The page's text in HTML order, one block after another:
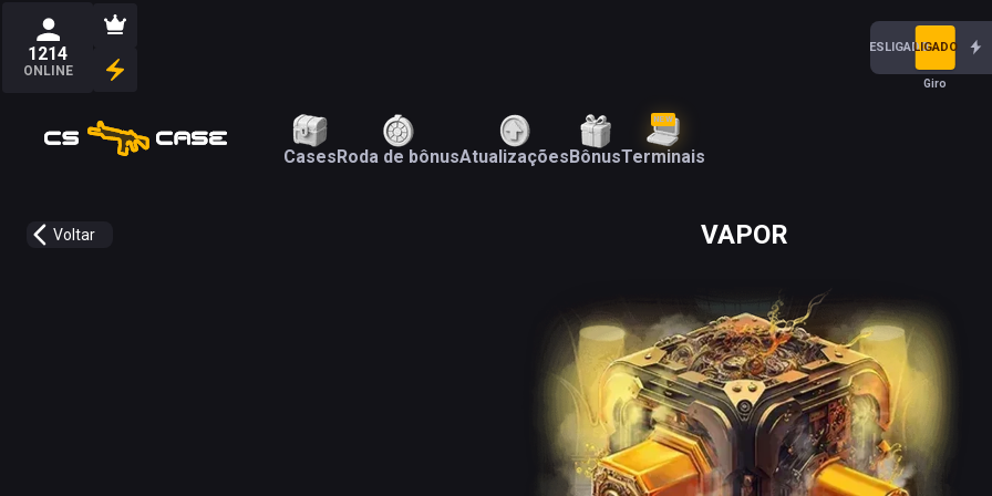
1214
ONLINE
DESLIGADOLIGADO
Giro
CasesRoda de bônusAtualizaçõesBônus
NEW
Terminais
Voltar VAPOR